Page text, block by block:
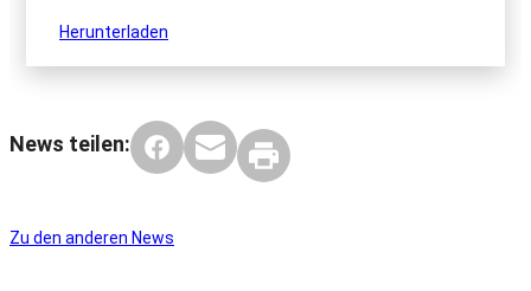
Herunterladen
News teilen:
Zu den anderen News